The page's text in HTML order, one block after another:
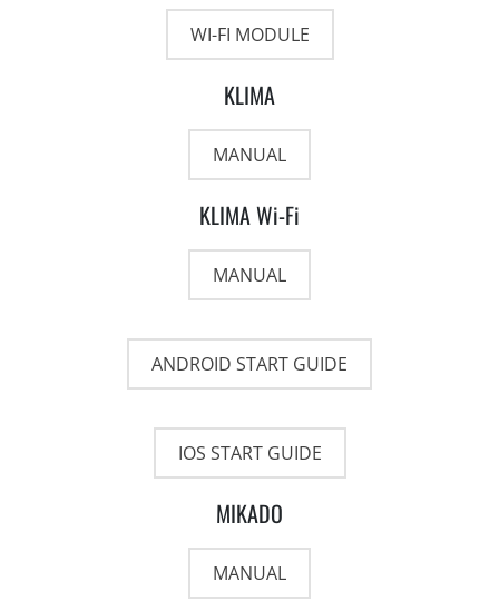
WI-FI MODULE
KLIMA
MANUAL
KLIMA Wi-Fi
MANUAL
ANDROID START GUIDE
IOS START GUIDE
MIKADO
MANUAL